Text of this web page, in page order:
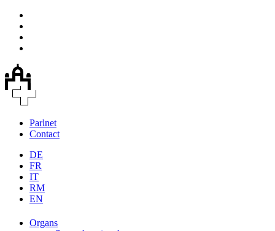
Parlnet
Contact
DE
FR
IT
RM
EN
Organs